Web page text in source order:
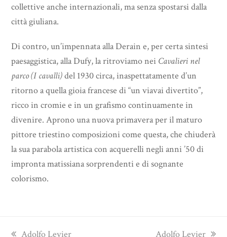
collettive anche internazionali, ma senza spostarsi dalla
città giuliana.
Di contro, un’impennata alla Derain e, per certa sintesi
paesaggistica, alla Dufy, la ritroviamo nei Cavalieri nel
parco (I cavalli)del 1930 circa, inaspettatamente d’un
ritorno a quella gioia francese di “un viavai divertito”,
ricco in cromie e in un grafismo continuamente in
divenire. Aprono una nuova primavera per il maturo
pittore triestino composizioni come questa, che chiuderà
la sua parabola artistica con acquerelli negli anni ’50 di
impronta matissiana sorprendenti e di sognante
colorismo.
previous
Adolfo Levier
next
Adolfo Levier